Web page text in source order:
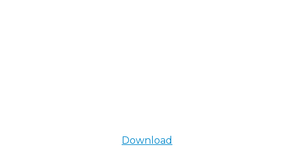
Download